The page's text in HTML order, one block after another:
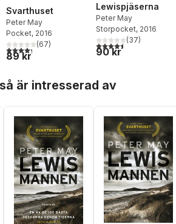
antal röster:
Svarthuset
Peter May
Pocket, 2016
4,3utav 5 stjärnor. Totalt antal röster:
(67)
89 kr
Lewispjäserna
Peter May
Storpocket, 2016
4,5utav 5 stjärnor.
(37)
90 kr
är intresserad av